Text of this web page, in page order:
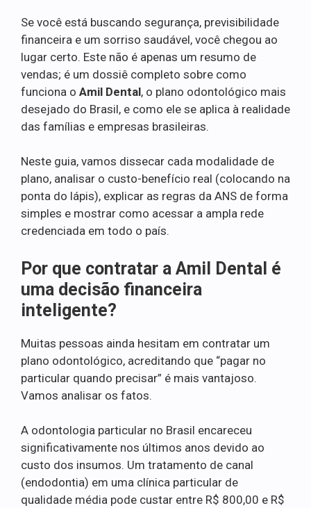
Se você está buscando segurança, previsibilidade
financeira e um sorriso saudável, você chegou ao
lugar certo. Este não é apenas um resumo de
vendas; é um dossiê completo sobre como
funciona o Amil Dental, o plano odontológico mais
desejado do Brasil, e como ele se aplica à realidade
das famílias e empresas brasileiras.
Neste guia, vamos dissecar cada modalidade de
plano, analisar o custo-benefício real (colocando na
ponta do lápis), explicar as regras da ANS de forma
simples e mostrar como acessar a ampla rede
credenciada em todo o país.
Por que contratar a Amil Dental é
uma decisão financeira
inteligente?
Muitas pessoas ainda hesitam em contratar um
plano odontológico, acreditando que “pagar no
particular quando precisar” é mais vantajoso.
Vamos analisar os fatos.
A odontologia particular no Brasil encareceu
significativamente nos últimos anos devido ao
custo dos insumos. Um tratamento de canal
(endodontia) em uma clínica particular de
qualidade média pode custar entre R$ 800,00 e R$